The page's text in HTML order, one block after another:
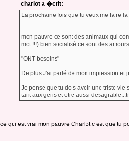
charlot a �crit:
La prochaine fois que tu veux me faire
mon pauvre ce sont des animaux qui
mot !!!) bien socialisé ce sont des
"ONT besoins"
De plus J'ai parlé de mon impression et
Je pense que tu dois avoir une triste vie
tant aux gens et etre aussi
ce qui est vrai mon pauvre Charlot c est que tu